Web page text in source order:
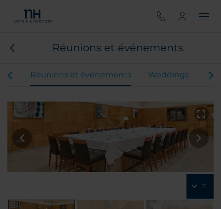
Réunions et événements
Réunions et événements Weddings
7